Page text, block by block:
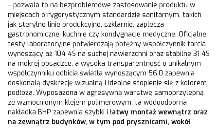
– pozwala to na bezproblemowe zastosowanie produktu w
miejscach o rygorystycznym standardzie sanitarnym, takich
jak sterylne linie produkcyjne, szklarnie, zaplecza
gastronomiczne, kuchnie czy kondygnacje medyczne. Oficjalne
testy laboratoryjne potwierdzają potężny współczynnik tarcia
wynoszący aż 104 4S na suchej nawierzchni oraz stabilne 31 4S
na mokrej posadzce, a wysoka transparentność o unikalnym
współczynniku odbicia światła wynoszącym 56.0 zapewnia
doskonałą dyskrecję wizualną i idealne stopienie się z kolorem
podłoża. Wyposażona w agresywną warstwę samoprzylepną
ze wzmocnionym klejem polimerowym, ta wodoodporna
nakładka BHP zapewnia szybki i łatwy montaż wewnątrz oraz
na zewnątrz budynków, w tym pod prysznicami, wokół